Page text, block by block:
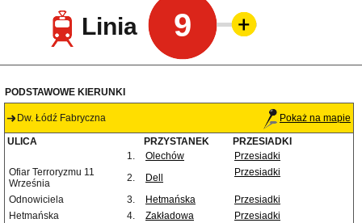
Linia 9
PODSTAWOWE KIERUNKI
Dw. Łódź Fabryczna Pokaż na mapie
ULICA PRZYSTANEK
PRZESIADKI
1.
Olechów
Przesiadki
Ofiar Terroryzmu 11
Września
2. Dell Przesiadki
Odnowiciela 3. Hetmańska
Przesiadki
Hetmańska
4. Zakładowa
Przesiadki